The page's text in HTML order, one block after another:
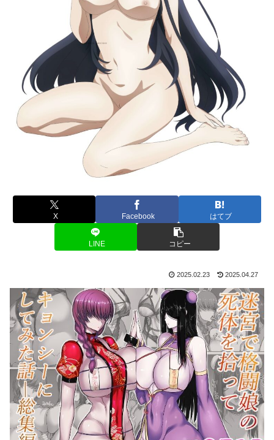
X Facebook はてブ
LINE コピー
2025.02.23 2025.04.27